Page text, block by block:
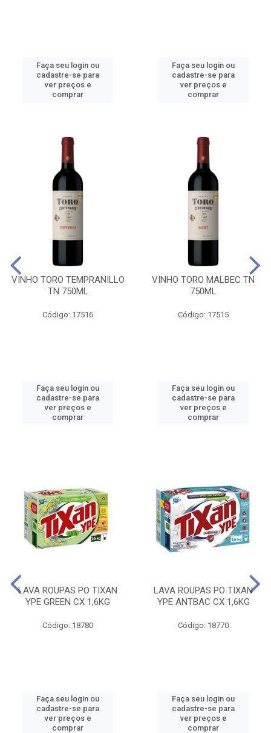
Faça seu login ou
cadastre-se para
ver preços e
comprar
Faça seu login ou
cadastre-se para
ver preços e
comprar
VINHO TORO TEMPRANILLO
TN 750ML
Código: 17516
Faça seu login ou
cadastre-se para
ver preços e
comprar
VINHO TORO MALBEC TN
750ML
Código: 17515
Faça seu login ou
cadastre-se para
ver preços e
comprar
LAVA ROUPAS PO TIXAN
YPE GREEN CX 1,6KG
Código: 18780
Faça seu login ou
cadastre-se para
ver preços e
comprar
LAVA ROUPAS PO TIXAN
YPE ANTBAC CX 1,6KG
Código: 18770
Faça seu login ou
cadastre-se para
ver preços e
comprar